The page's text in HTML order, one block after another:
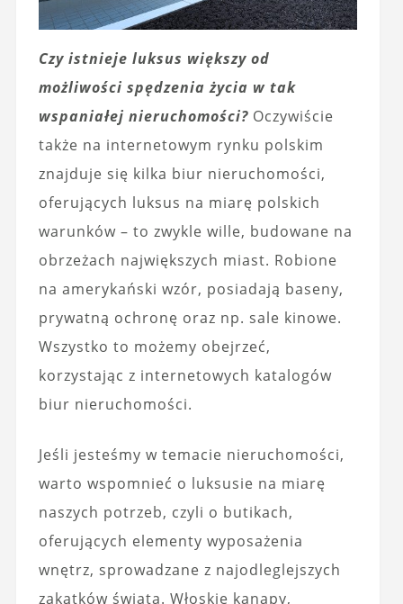
Czy istnieje luksus większy od
możliwości spędzenia życia w tak
wspaniałej nieruchomości?Oczywiście
także na internetowym rynku polskim
znajduje się kilka biur nieruchomości,
oferujących luksus na miarę polskich
warunków – to zwykle wille, budowane na
obrzeżach największych miast. Robione
na amerykański wzór, posiadają baseny,
prywatną ochronę oraz np. sale kinowe.
Wszystko to możemy obejrzeć,
korzystając z internetowych katalogów
biur nieruchomości.
Jeśli jesteśmy w temacie nieruchomości,
warto wspomnieć o luksusie na miarę
naszych potrzeb, czyli o butikach,
oferujących elementy wyposażenia
wnętrz, sprowadzane z najodleglejszych
zakątków świata. Włoskie kanapy,